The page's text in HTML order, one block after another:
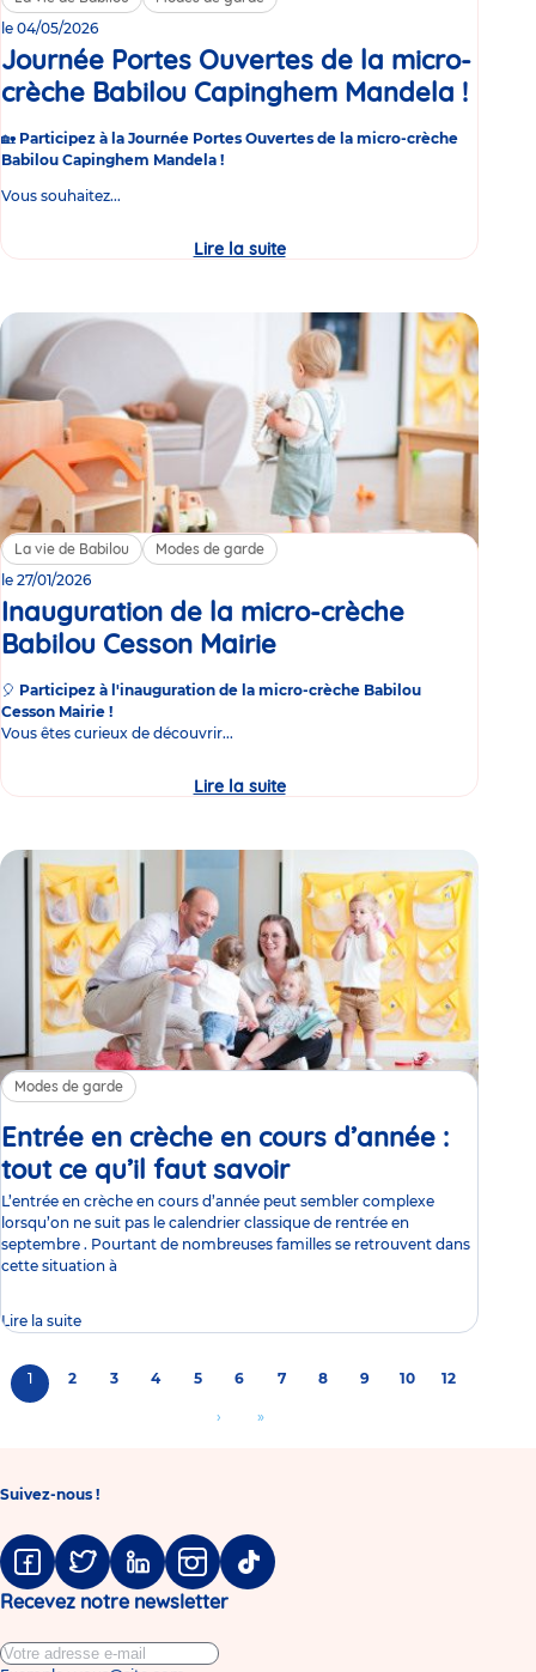
le 04/05/2026
Journée Portes Ouvertes de la micro-
crèche Babilou Capinghem Mandela !
🏡 Participez à la Journée Portes Ouvertes de la micro-crèche
Babilou Capinghem Mandela !
Vous souhaitez...
Lire la suiteJournée
Portes
micro-
crèche
Babilou
Capinghem
Mandela
!
La vie de Babilou
Modes de garde
le 27/01/2026
Inauguration de la micro-crèche
Babilou Cesson Mairie
🎈 Participez à l'inauguration de la micro-crèche Babilou
Cesson Mairie !
Vous êtes curieux de découvrir...
Lire la suiteInauguration
de
crèche
Babilou
Cesson
Mairie
Modes de garde
Entrée en crèche en cours d’année :
tout ce qu’il faut savoirArticle
L’entrée en crèche en cours d’année peut sembler complexe
lorsqu’on ne suit pas le calendrier classique de rentrée en
septembre . Pourtant de nombreuses familles se retrouvent dans
cette situation à
Lire la suite
Pagination
Page
courante
1 Page
2 Page
3 Page
4 Page
5 Page
6 Page
7 Page
8 Page
9 Page
10 Page
12
Aller
suivante
›
Aller
page
»
Suivez-nous !
FacebookTwitter LinkedinInstagramTiktok
Recevez notre newsletter